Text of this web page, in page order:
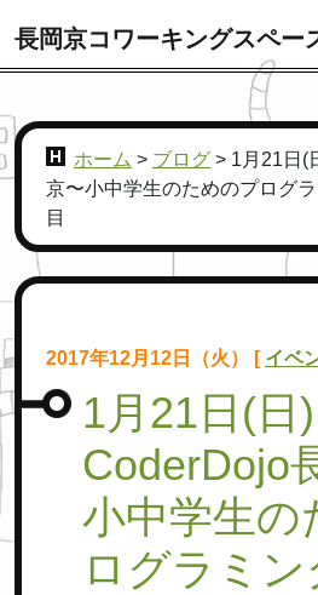
長岡京コワーキングスペー
ホーム > ブログ > 1月21日(
京〜小中学生のためのプログ
目
2017年12月12日（火） [ イベ
1月21日(日)
CoderDojo
小中学生の
ログラミ